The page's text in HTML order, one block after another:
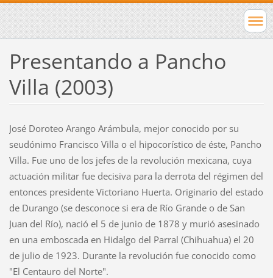
Presentando a Pancho
Villa (2003)
José Doroteo Arango Arámbula, mejor conocido por su
seudónimo Francisco Villa o el hipocorístico de éste, Pancho
Villa. Fue uno de los jefes de la revolución mexicana, cuya
actuación militar fue decisiva para la derrota del régimen del
entonces presidente Victoriano Huerta. Originario del estado
de Durango (se desconoce si era de Río Grande o de San
Juan del Río), nació el 5 de junio de 1878 y murió asesinado
en una emboscada en Hidalgo del Parral (Chihuahua) el 20
de julio de 1923. Durante la revolución fue conocido como
"El Centauro del Norte".